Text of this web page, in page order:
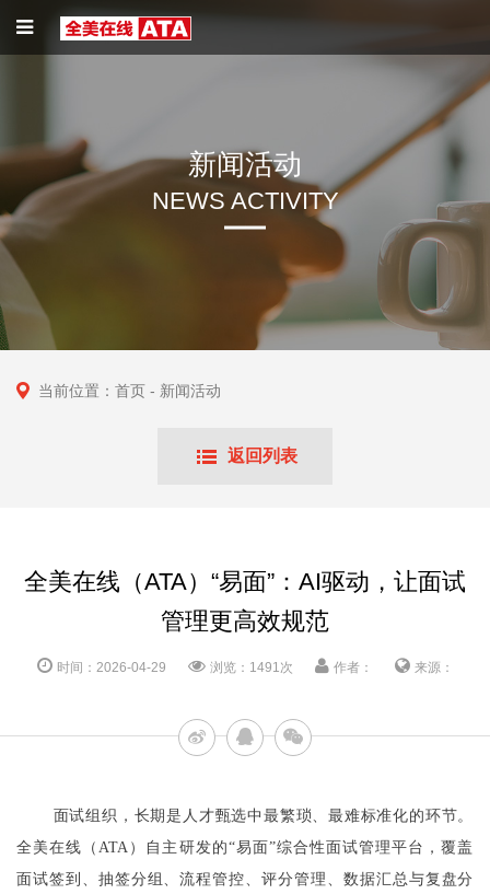
新闻活动
NEWS ACTIVITY
当前位置： 首页 - 新闻活动
返回列表
全美在线（ATA）“易面”：AI驱动，让面试
管理更高效规范
时间：2026-04-29 浏览：1491次 作者： 来源：
面试组织，长期是人才甄选中最繁琐、最难标准化的环节。
全美在线（ATA）自主研发的“易面”综合性面试管理平台，覆盖
面试签到、抽签分组、流程管控、评分管理、数据汇总与复盘分